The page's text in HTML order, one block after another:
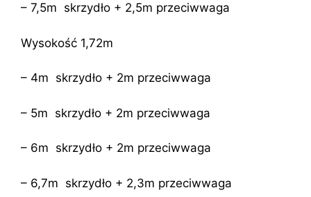
– 7,5m skrzydło + 2,5m przeciwwaga
Wysokość 1,72m
– 4m skrzydło + 2m przeciwwaga
– 5m skrzydło + 2m przeciwwaga
– 6m skrzydło + 2m przeciwwaga
– 6,7m skrzydło + 2,3m przeciwwaga